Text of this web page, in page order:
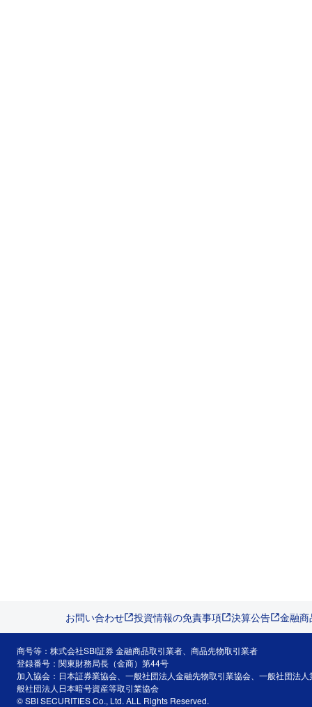
お問い合わせ 投資情報の免責事項 決算公告 金融
商号等：株式会社SBI証券 金融商品取引業者、商品先物取引業者
登録番号：関東財務局長（金商）第44号
加入協会：日本証券業協会、一般社団法人金融先物取引業協会、一般社団法
般社団法人日本暗号資産等取引業協会
© SBI SECURITIES Co., Ltd. ALL Rights Reserved.